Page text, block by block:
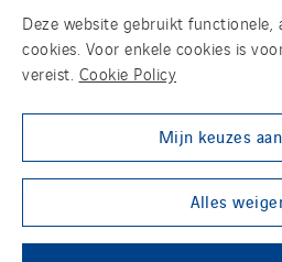
Juridische
Privacy
Cookies
Group
Deze website gebruikt functionele,
cookies. Voor enkele cookies is
vereist. Cookie Policy
Mijn keuzes
Alles